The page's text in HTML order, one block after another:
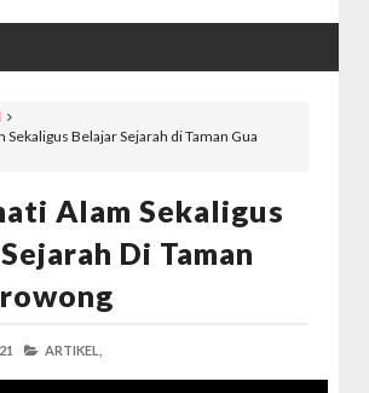
Belajar Sejarah di Taman Gua
Alam Sekaligus
Di Taman
ARTIKEL,